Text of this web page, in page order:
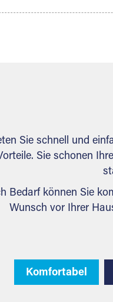
können Sie
Sie schnell und
Sie schonen
Bedarf können Sie
Wunsch vor Ihrer
Komfortabel